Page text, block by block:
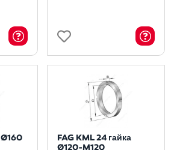
Ø160
FAG KML 24 гайка
Ø120-M120